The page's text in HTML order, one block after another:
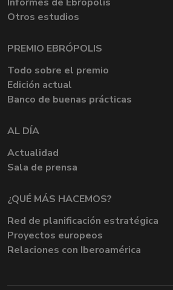
Otros estudios
PREMIO EBRÓPOLIS
Todo sobre el premio
Edición actual
Banco de buenas prácticas
AL DÍA
Actualidad
Sala de prensa
¿QUÉ MÁS HACEMOS?
Red de planificación estratégica
Proyectos europeos
Relaciones con Iberoamérica